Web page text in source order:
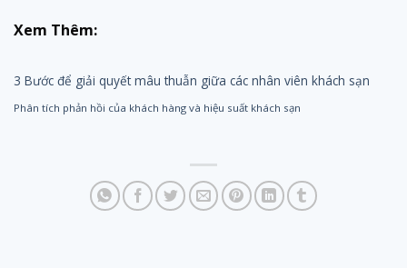
Xem Thêm:
3 Bước để giải quyết mâu thuẫn giữa các nhân viên khách sạn
Phân tích phản hồi của khách hàng và hiệu suất khách sạn